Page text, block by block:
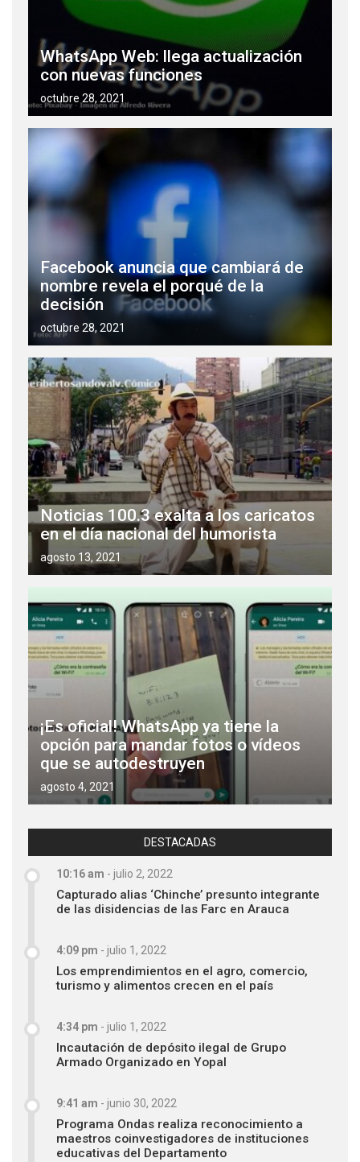
WhatsApp Web: llega actualización
con nuevas funciones
octubre 28, 2021
Facebook anuncia que cambiará de
nombre revela el porqué de la
decisión
octubre 28, 2021
Noticias 100.3 exalta a los caricatos
en el día nacional del humorista
agosto 13, 2021
¡Es oficial! WhatsApp ya tiene la
opción para mandar fotos o vídeos
que se autodestruyen
agosto 4, 2021
DESTACADAS
10:16 am - julio 2, 2022
Capturado alias ‘Chinche’ presunto integrante
de las disidencias de las Farc en Arauca
4:09 pm - julio 1, 2022
Los emprendimientos en el agro, comercio,
turismo y alimentos crecen en el país
4:34 pm - julio 1, 2022
Incautación de depósito ilegal de Grupo
Armado Organizado en Yopal
9:41 am - junio 30, 2022
Programa Ondas realiza reconocimiento a
maestros coinvestigadores de instituciones
educativas del Departamento